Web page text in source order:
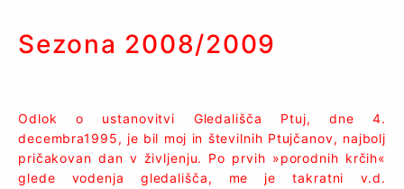
Sezona 2008/2009
Odlok o ustanovitvi Gledališča Ptuj, dne 4.
decembra1995, je bil moj in številnih Ptujčanov, najbolj
pričakovan dan v življenju. Po prvih »porodnih krčih«
glede vodenja gledališča, me je takratni v.d.